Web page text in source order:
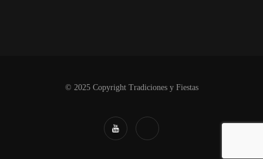
© 2025 Copyright Tradiciones y Fiestas